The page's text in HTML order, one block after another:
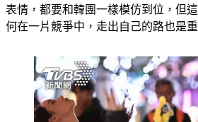
表情，都要和韓團一樣模仿到位，但
何在一片競爭中，走出自己的路也是重